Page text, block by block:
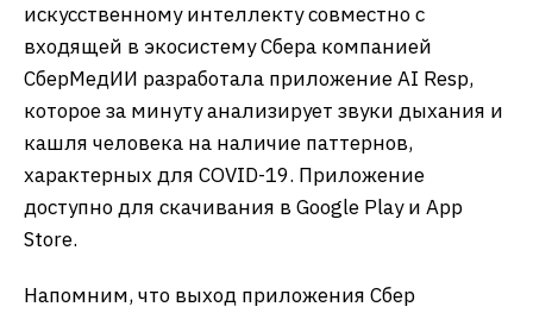
искусственному интеллекту совместно с
входящей в экосистему Сбера компанией
СберМедИИ разработала приложение AI Resp,
которое за минуту анализирует звуки дыхания и
кашля человека на наличие паттернов,
характерных для COVID-19. Приложение
доступно для скачивания в Google Play и App
Store.
Напомним, что выход приложения Сбер